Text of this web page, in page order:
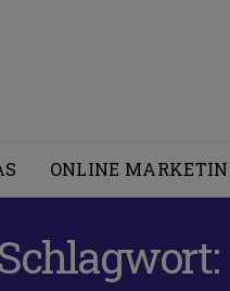
ONLINE
Schlagwort: